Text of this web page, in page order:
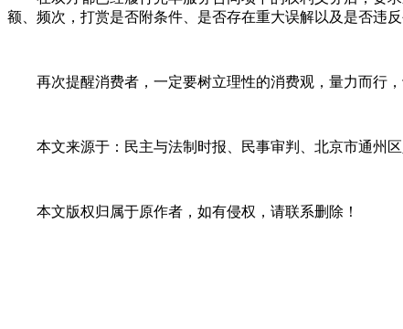
额、频次，打赏是否附条件、是否存在重大误解以及是否违
再次提醒消费者，一定要树立理性的消费观，量力而行
本文来源于：民主与法制时报、民事审判、北京市通州
本文版权归属于原作者，如有侵权，请联系删除！